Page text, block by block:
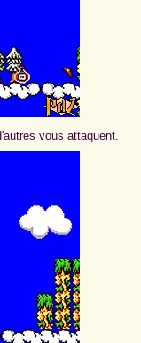
vous attaquent.